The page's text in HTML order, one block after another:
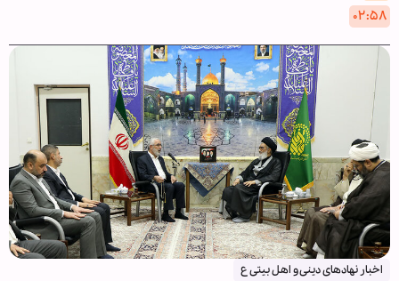
۰۲:۵۸
اخبار نهادهای دینی و اهل بیتی ع